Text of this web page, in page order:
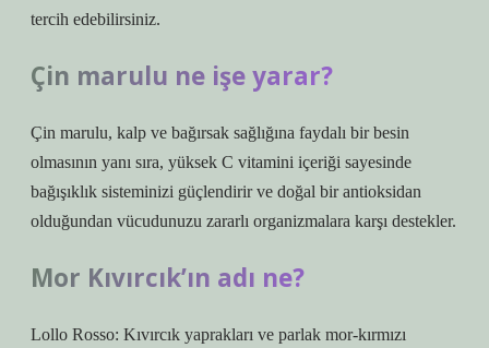
tercih edebilirsiniz.
Çin marulu ne işe yarar?
Çin marulu, kalp ve bağırsak sağlığına faydalı bir besin
olmasının yanı sıra, yüksek C vitamini içeriği sayesinde
bağışıklık sisteminizi güçlendirir ve doğal bir antioksidan
olduğundan vücudunuzu zararlı organizmalara karşı destekler.
Mor Kıvırcık’ın adı ne?
Lollo Rosso: Kıvırcık yaprakları ve parlak mor-kırmızı